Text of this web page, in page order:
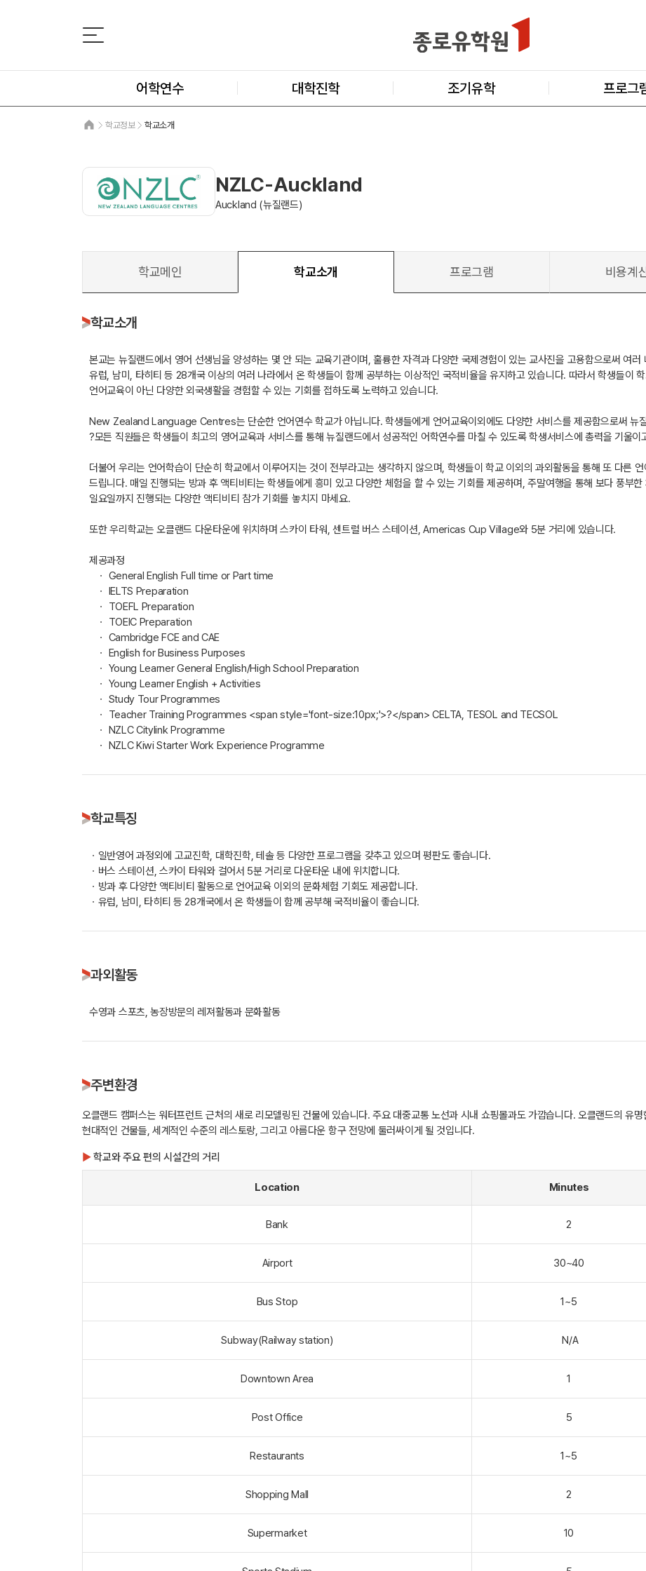
어학연수 대학진학 조기유학 프로그
학교정보 학교소개
NZLC-Auckland
Auckland (뉴질랜드)
학교메인 학교소개 프로그램 비용계
학교소개
본교는 뉴질랜드에서 영어 선생님을 양성하는 몇 안 되는 교육기관이며, 훌륭한 자격과 다양한 국제경험이 있는 교사진을 고용함으로써 여
유럽, 남미, 타히티 등 28개국 이상의 여러 나라에서 온 학생들이 함께 공부하는 이상적인 국적비율을 유지하고 있습니다. 따라서 학생들이
언어교육이 아닌 다양한 외국생활을 경험할 수 있는 기회를 접하도록 노력하고 있습니다.
New Zealand Language Centres는 단순한 언어연수 학교가 아닙니다. 학생들에게 언어교육이외에도 다양한 서비스를 제공함으로써 뉴
?모든 직원들은 학생들이 최고의 영어교육과 서비스를 통해 뉴질랜드에서 성공적인 어학연수를 마칠 수 있도록 학생서비스에 총력을 기울이
더불어 우리는 언어학습이 단순히 학교에서 이루어지는 것이 전부라고는 생각하지 않으며, 학생들이 학교 이외의 과외활동을 통해 또 다른
드립니다. 매일 진행되는 방과 후 액티비티는 학생들에게 흥미 있고 다양한 체험을 할 수 있는 기회를 제공하며, 주말여행을 통해 보다 풍부
일요일까지 진행되는 다양한 액티비티 참가 기회를 놓치지 마세요.
또한 우리학교는 오클랜드 다운타운에 위치하며 스카이 타워, 센트럴 버스 스테이션, Americas Cup Village와 5분 거리에 있습니다.
제공과정
ㆍ General English Full time or Part time
ㆍ IELTS Preparation
ㆍ TOEFL Preparation
ㆍ TOEIC Preparation
ㆍ Cambridge FCE and CAE
ㆍ English for Business Purposes
ㆍ Young Learner General English/High School Preparation
ㆍ Young Learner English + Activities
ㆍ Study Tour Programmes
ㆍ Teacher Training Programmes <span style='font-size:10px;'>?</span> CELTA, TESOL and TECSOL
ㆍ NZLC Citylink Programme
ㆍ NZLC Kiwi Starter Work Experience Programme
학교특징
ㆍ일반영어 과정외에 고교진학, 대학진학, 테솔 등 다양한 프로그램을 갖추고 있으며 평판도 좋습니다.
ㆍ버스 스테이션, 스카이 타워와 걸어서 5분 거리로 다운타운 내에 위치합니다.
ㆍ방과 후 다양한 액티비티 활동으로 언어교육 이외의 문화체험 기회도 제공합니다.
ㆍ유럽, 남미, 타히티 등 28개국에서 온 학생들이 함께 공부해 국적비율이 좋습니다.
과외활동
수영과 스포츠, 농장방문의 레져활동과 문화활동
주변환경
오클랜드 캠퍼스는 워터프런트 근처의 새로 리모델링된 건물에 있습니다. 주요 대중교통 노선과 시내 쇼핑몰과도 가깝습니다. 오클랜드의 유
현대적인 건물들, 세계적인 수준의 레스토랑, 그리고 아름다운 항구 전망에 둘러싸이게 될 것입니다.
▶학교와 주요 편의 시설간의 거리
Location Minutes
Bank 2
Airport 30~40
Bus Stop 1~5
Subway(Railway station) N/A
Downtown Area 1
Post Office 5
Restaurants 1~5
Shopping Mall 2
Supermarket 10